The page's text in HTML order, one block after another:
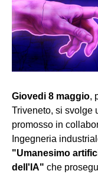
Giovedi 8 maggio,
Triveneto, si svolge
promosso in
Ingegneria
"Umanesimo
dell'IA" che